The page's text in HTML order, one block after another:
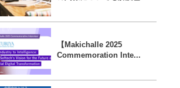
【Makichalle 2025
Commemoration Inte...